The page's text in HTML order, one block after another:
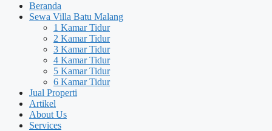
Beranda
Sewa Villa Batu Malang
1 Kamar Tidur
2 Kamar Tidur
3 Kamar Tidur
4 Kamar Tidur
5 Kamar Tidur
6 Kamar Tidur
Jual Properti
Artikel
About Us
Services